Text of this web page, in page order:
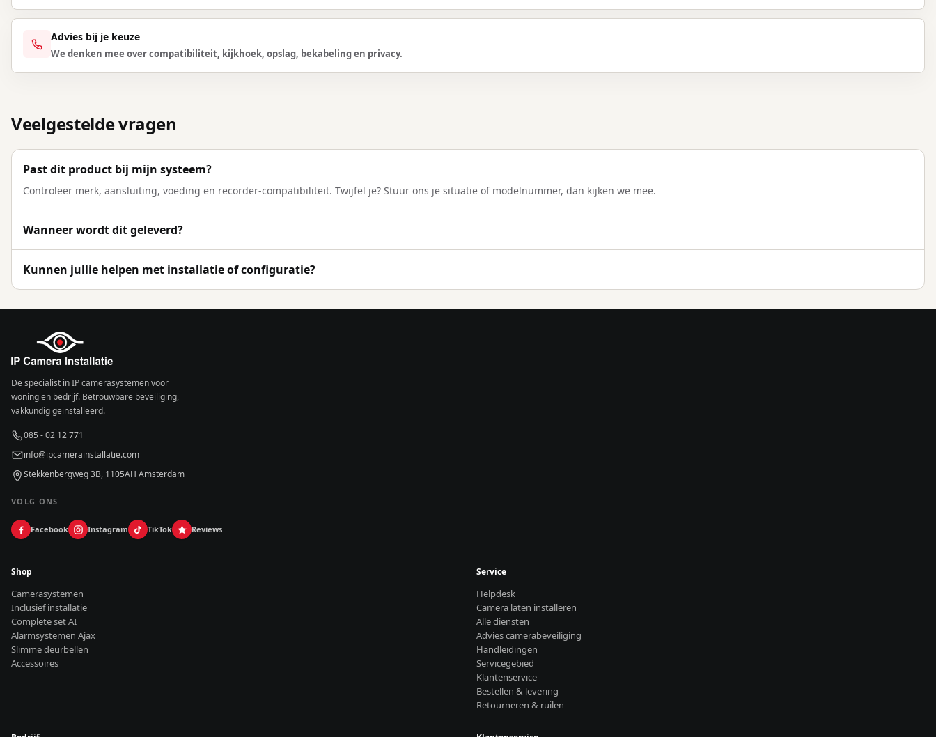
Advies bij je keuze
We denken mee over compatibiliteit, kijkhoek, opslag, bekabeling en privacy.
Veelgestelde vragen
Past dit product bij mijn systeem?
Controleer merk, aansluiting, voeding en recorder-compatibiliteit. Twijfel je? Stuur ons je situatie of modelnummer, dan kijken we mee.
Wanneer wordt dit geleverd?
Kunnen jullie helpen met installatie of configuratie?
De specialist in IP camerasystemen voor
woning en bedrijf. Betrouwbare beveiliging,
vakkundig geïnstalleerd.
085 - 02 12 771
info@ipcamerainstallatie.com
Stekkenbergweg 3B, 1105AH Amsterdam
VOLG ONS
Facebook Instagram TikTok Reviews
Shop
Camerasystemen
Inclusief installatie
Complete set AI
Alarmsystemen Ajax
Slimme deurbellen
Accessoires
Service
Helpdesk
Camera laten installeren
Alle diensten
Advies camerabeveiliging
Handleidingen
Servicegebied
Klantenservice
Bestellen & levering
Retourneren & ruilen